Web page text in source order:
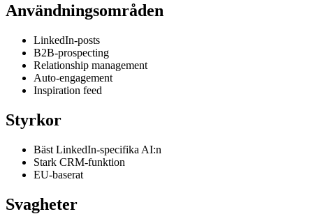
Användningsområden
LinkedIn-posts
B2B-prospecting
Relationship management
Auto-engagement
Inspiration feed
Styrkor
Bäst LinkedIn-specifika AI:n
Stark CRM-funktion
EU-baserat
Svagheter